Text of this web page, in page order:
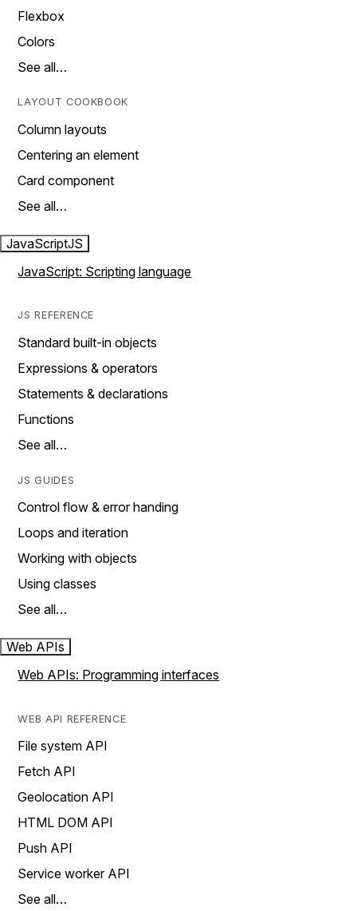
Flexbox
Colors
See all…
LAYOUT COOKBOOK
Column layouts
Centering an element
Card component
See all…
JavaScriptJS
JavaScript: Scripting language
JS REFERENCE
Standard built-in objects
Expressions & operators
Statements & declarations
Functions
See all…
JS GUIDES
Control flow & error handing
Loops and iteration
Working with objects
Using classes
See all…
Web APIs
Web APIs: Programming interfaces
WEB API REFERENCE
File system API
Fetch API
Geolocation API
HTML DOM API
Push API
Service worker API
See all…